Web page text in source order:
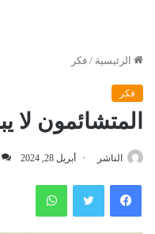
الرئيسية / فكر
فكر
المتشائمون لا
الناشر أبريل 28, 2024
فيسبوك تويتر واتساب